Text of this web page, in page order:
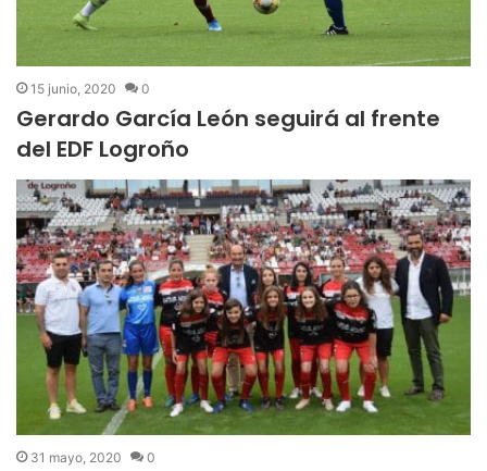
15 junio, 2020 0
Gerardo García León seguirá al frente
del EDF Logroño
31 mayo, 2020 0